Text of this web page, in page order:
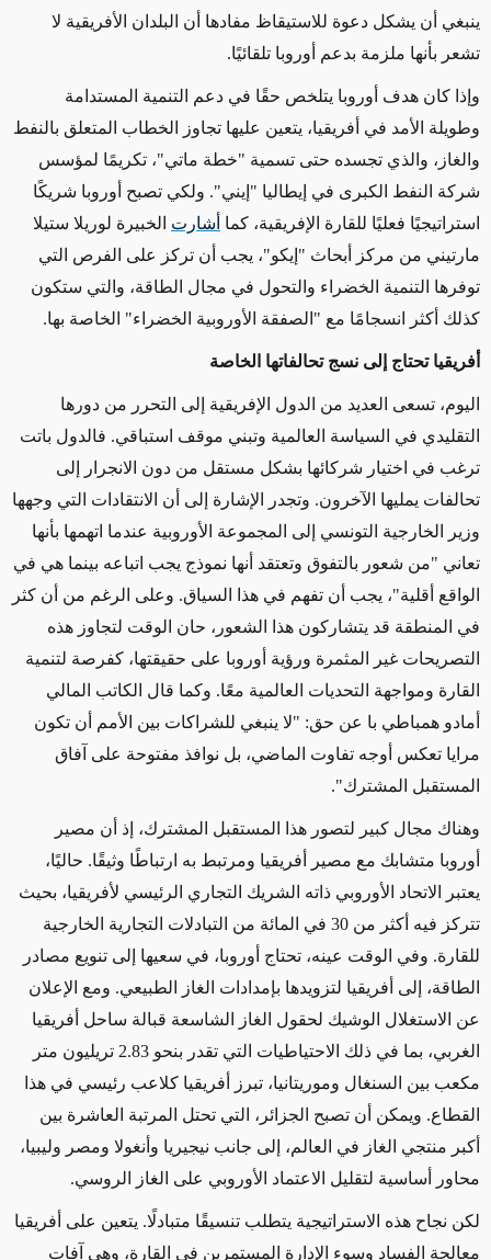
ينبغي أن يشكل دعوة للاستيقاظ مفادها أن البلدان الأفريقية لا
تشعر بأنها ملزمة بدعم أوروبا تلقائيًا.
وإذا كان هدف أوروبا يتلخص حقًا في دعم التنمية المستدامة
وطويلة الأمد في أفريقيا، يتعين عليها تجاوز الخطاب المتعلق بالنفط
والغاز، والذي تجسده حتى تسمية "خطة ماتي"، تكريمًا لمؤسس
شركة النفط الكبرى في إيطاليا "إيني". ولكي تصبح أوروبا شريكًا
استراتيجيًا فعليًا للقارة الإفريقية، كما أشارت الخبيرة لوريلا ستيلا
مارتيني من مركز أبحاث "إيكو"، يجب أن تركز على الفرص التي
توفرها التنمية الخضراء والتحول في مجال الطاقة، والتي ستكون
كذلك أكثر انسجامًا مع "الصفقة الأوروبية الخضراء" الخاصة بها.
أفريقيا تحتاج إلى نسج تحالفاتها الخاصة
اليوم، تسعى العديد من الدول الإفريقية إلى التحرر من دورها
التقليدي في السياسة العالمية وتبني موقف استباقي. فالدول باتت
ترغب في اختيار شركائها بشكل مستقل من دون الانجرار إلى
تحالفات يمليها الآخرون. وتجدر الإشارة إلى أن الانتقادات التي وجهها
وزير الخارجية التونسي إلى المجموعة الأوروبية عندما اتهمها بأنها
تعاني "من شعور بالتفوق وتعتقد أنها نموذج يجب اتباعه بينما هي في
الواقع أقلية"، يجب أن تفهم في هذا السياق. وعلى الرغم من أن كثر
في المنطقة قد يتشاركون هذا الشعور، حان الوقت لتجاوز هذه
التصريحات غير المثمرة ورؤية أوروبا على حقيقتها، كفرصة لتنمية
القارة ومواجهة التحديات العالمية معًا. وكما قال الكاتب المالي
أمادو همباطي با عن حق: "لا ينبغي للشراكات بين الأمم أن تكون
مرايا تعكس أوجه تفاوت الماضي، بل نوافذ مفتوحة على آفاق
المستقبل المشترك".
وهناك مجال كبير لتصور هذا المستقبل المشترك، إذ أن مصير
أوروبا متشابك مع مصير أفريقيا ومرتبط به ارتباطًا وثيقًا. حاليًا،
يعتبر الاتحاد الأوروبي ذاته الشريك التجاري الرئيسي لأفريقيا، بحيث
تتركز فيه أكثر من 30 في المائة من التبادلات التجارية الخارجية
للقارة. وفي الوقت عينه، تحتاج أوروبا، في سعيها إلى تنويع مصادر
الطاقة، إلى أفريقيا لتزويدها بإمدادات الغاز الطبيعي. ومع الإعلان
عن الاستغلال الوشيك لحقول الغاز الشاسعة قبالة ساحل أفريقيا
الغربي، بما في ذلك الاحتياطيات التي تقدر بنحو 2.83 تريليون متر
مكعب بين السنغال وموريتانيا، تبرز أفريقيا كلاعب رئيسي في هذا
القطاع. ويمكن أن تصبح الجزائر، التي تحتل المرتبة العاشرة بين
أكبر منتجي الغاز في العالم، إلى جانب نيجيريا وأنغولا ومصر وليبيا،
محاور أساسية لتقليل الاعتماد الأوروبي على الغاز الروسي.
لكن نجاح هذه الاستراتيجية يتطلب تنسيقًا متبادلًا. يتعين على أفريقيا
معالجة الفساد وسوء الإدارة المستمرين في القارة، وهي آفات